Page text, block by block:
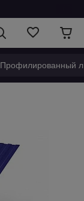
Профилированный